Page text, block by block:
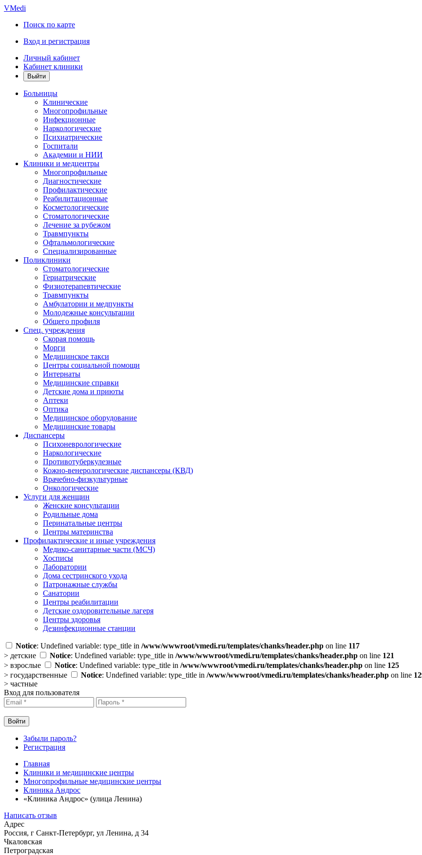
VMedi
Поиск по карте
Вход и регистрация
Личный кабинет
Кабинет клиники
Больницы
Клинические
Многопрофильные
Инфекционные
Наркологические
Психиатрические
Госпитали
Академии и НИИ
Клиники и медцентры
Многопрофильные
Диагностические
Профилактические
Реабилитационные
Косметологические
Стоматологические
Лечение за рубежом
Травмпункты
Офтальмологические
Специализированные
Поликлиники
Стоматологические
Гериатрические
Физиотерапевтические
Травмпункты
Амбулатории и медпункты
Молодежные консультации
Общего профиля
Спец. учреждения
Скорая помощь
Морги
Медицинское такси
Центры социальной помощи
Интернаты
Медицинские справки
Детские дома и приюты
Аптеки
Оптика
Медицинское оборудование
Медицинские товары
Диспансеры
Психоневрологические
Наркологические
Противотуберкулезные
Кожно-венерологические диспансеры (КВД)
Врачебно-физкультурные
Онкологические
Услуги для женщин
Женские консультации
Родильные дома
Перинатальные центры
Центры материнства
Профилактические и иные учреждения
Медико-санитарные части (МСЧ)
Хосписы
Лаборатории
Дома сестринского ухода
Патронажные службы
Санатории
Центры реабилитации
Детские оздоровительные лагеря
Центры здоровья
Дезинфекционные станции
Notice: Undefined variable: type_title in /www/wwwroot/vmedi.ru/templates/chanks/header.php on line 117
> детские Notice: Undefined variable: type_title in /www/wwwroot/vmedi.ru/templates/chanks/header.php on line 121
> взрослые Notice: Undefined variable: type_title in /www/wwwroot/vmedi.ru/templates/chanks/header.php on line 125
> государственные Notice: Undefined variable: type_title in /www/wwwroot/vmedi.ru/templates/chanks/header.php on line
> частные
Вход для пользователя
Забыли пароль?
Регистрация
Главная
Клиники и медицинские центры
Многопрофильные медицинские центры
Клиника Андрос
«Клиника Андрос» (улица Ленина)
Написать отзыв
Адрес
Россия, г Санкт-Петербург, ул Ленина, д 34
Чкаловская
Петроградская